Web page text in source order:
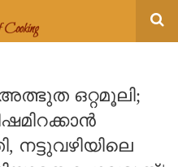
ഒറ്റമൂലി;
നട്ടുവഴിയിലെ